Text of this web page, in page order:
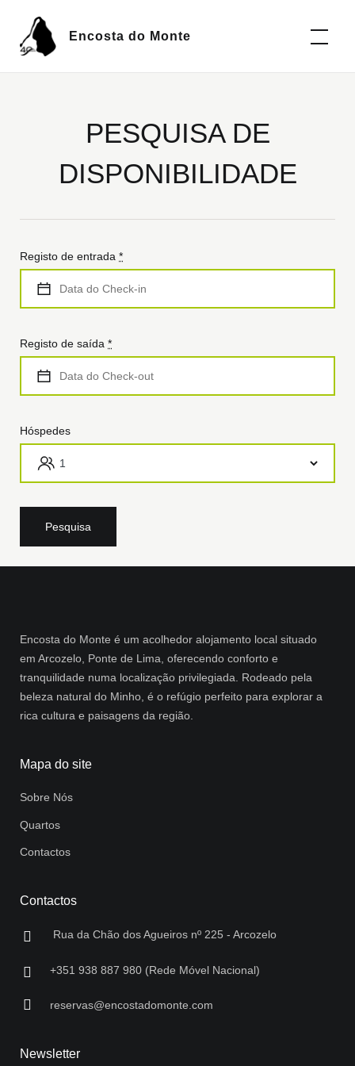
Encosta do Monte
PESQUISA DE
DISPONIBILIDADE
Registo de entrada *
Registo de saída *
Hóspedes
Encosta do Monte é um acolhedor alojamento local situado
em Arcozelo, Ponte de Lima, oferecendo conforto e
tranquilidade numa localização privilegiada. Rodeado pela
beleza natural do Minho, é o refúgio perfeito para explorar a
rica cultura e paisagens da região.
Mapa do site
Sobre Nós
Quartos
Contactos
Contactos
Rua da Chão dos Agueiros nº 225 - Arcozelo
+351 938 887 980 (Rede Móvel Nacional)
reservas@encostadomonte.com
Newsletter